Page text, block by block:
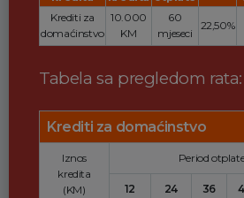
Krediti za
domaćinstvo
10.000
KM
60
mjeseci
22,50%
Tabela sa pregledom rata:
Krediti za domaćinstvo
Iznos
kredita
(KM)
Period
12 24 36